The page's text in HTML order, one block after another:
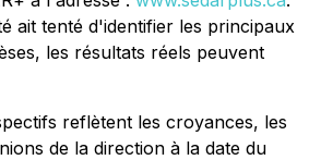
ait tenté d'identifier les principaux
les résultats réels peuvent
reflètent les croyances, les
de la direction à la date du